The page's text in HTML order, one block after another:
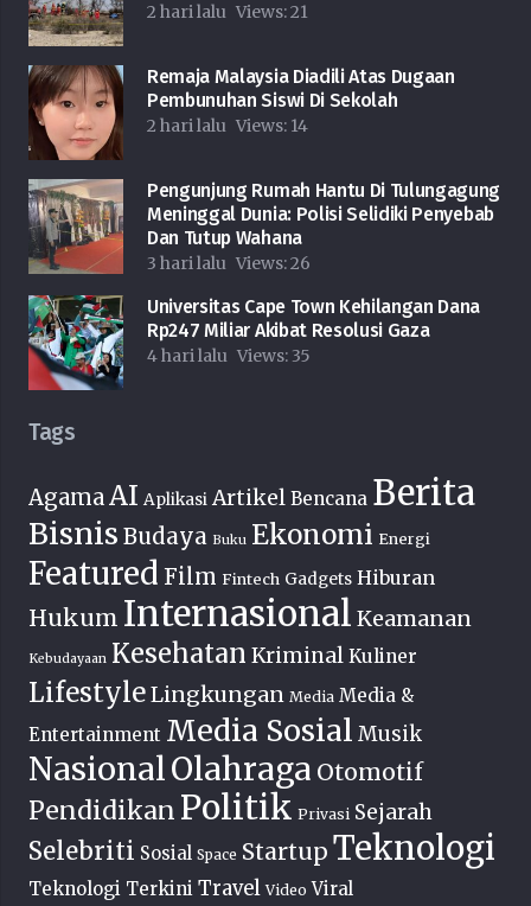
2 hari lalu Views:21
Remaja Malaysia Diadili Atas Dugaan
Pembunuhan Siswi Di Sekolah
2 hari lalu Views: 14
Pengunjung Rumah Hantu Di Tulungagung
Meninggal Dunia: Polisi Selidiki Penyebab
Dan Tutup Wahana
3 hari lalu Views:26
Universitas Cape Town Kehilangan Dana
Rp247 Miliar Akibat Resolusi Gaza
4 hari lalu Views: 35
Tags
AgamaAI Aplikasi Artikel Bencana Berita
Bisnis Budaya Buku Ekonomi Energi
Featured Film Fintech Gadgets Hiburan
Hukum Internasional Keamanan
Kebudayaan Kesehatan Kriminal Kuliner
LifestyleLingkungan Media Media &
Entertainment Media Sosial Musik
NasionalOlahraga Otomotif
Pendidikan Politik Privasi Sejarah
Selebriti Sosial Space Startup Teknologi
Teknologi Terkini Travel Video Viral